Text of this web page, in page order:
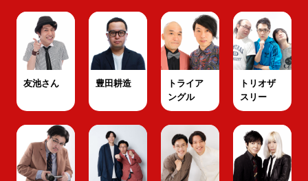
友池さん 豊田耕造
トライア
ングル
トリオザ
スリー